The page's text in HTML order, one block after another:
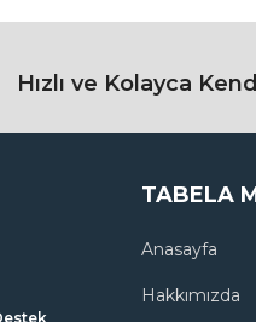
Hızlı ve Kolayca
TABELA
Anasayfa
Hakkımızda